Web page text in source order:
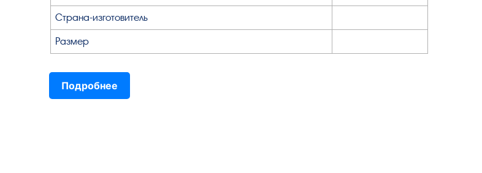
Страна-изготовитель
Размер
Подробнее